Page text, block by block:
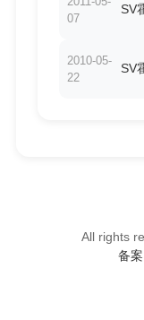
07
SV
2010-05-
22
SV
All rights
备